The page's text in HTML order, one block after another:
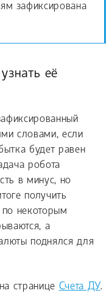
зафиксирована
её
словами, если
будет равен
робота
в минус, но
получить
некоторым
а
поднялся для
странице Счета ДУ.